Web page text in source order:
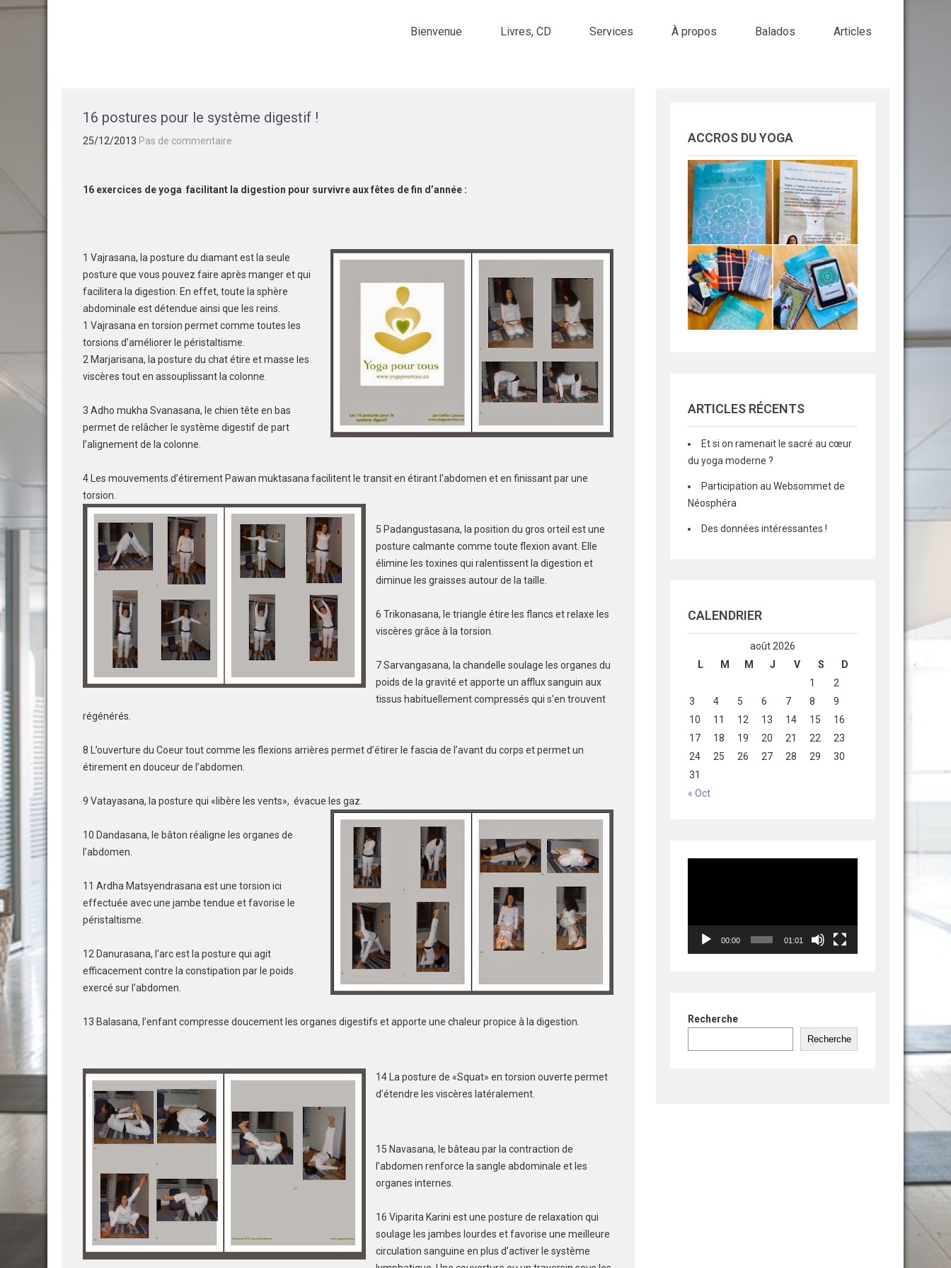
Skip
Bienvenue Livres, CD Services À propos Balados Articles
16 postures pour le système digestif !
25/12/2013 Pas de commentaire
16 exercices de yoga facilitant la digestion pour survivre aux fêtes de fin d’année :
1 Vajrasana, la posture du diamant est la seule
posture que vous pouvez faire après manger et qui
facilitera la digestion. En effet, toute la sphère
abdominale est détendue ainsi que les reins.
1 Vajrasana en torsion permet comme toutes les
torsions d’améliorer le péristaltisme.
2 Marjarisana, la posture du chat étire et masse les
viscères tout en assouplissant la colonne.
3 Adho mukha Svanasana, le chien tête en bas
permet de relâcher le système digestif de part
l’alignement de la colonne.
4 Les mouvements d’étirement Pawan muktasana facilitent le transit en étirant l’abdomen et en finissant par une
torsion.
5 Padangustasana, la position du gros orteil est une
posture calmante comme toute flexion avant. Elle
élimine les toxines qui ralentissent la digestion et
diminue les graisses autour de la taille.
6 Trikonasana, le triangle étire les flancs et relaxe les
viscères grâce à la torsion.
7 Sarvangasana, la chandelle soulage les organes du
poids de la gravité et apporte un afflux sanguin aux
tissus habituellement compressés qui s’en trouvent
régénérés.
8 L’ouverture du Coeur tout comme les flexions arrières permet d’étirer le fascia de l’avant du corps et permet un
étirement en douceur de l’abdomen.
9 Vatayasana, la posture qui «libère les vents», évacue les gaz.
10 Dandasana, le bâton réaligne les organes de
l’abdomen.
11 Ardha Matsyendrasana est une torsion ici
effectuée avec une jambe tendue et favorise le
péristaltisme.
12 Danurasana, l’arc est la posture qui agit
efficacement contre la constipation par le poids
exercé sur l’abdomen.
13 Balasana, l’enfant compresse doucement les organes digestifs et apporte une chaleur propice à la digestion.
14 La posture de «Squat» en torsion ouverte permet
d’étendre les viscères latéralement.
15 Navasana, le bâteau par la contraction de
l’abdomen renforce la sangle abdominale et les
organes internes.
16 Viparita Karini est une posture de relaxation qui
soulage les jambes lourdes et favorise une meilleure
circulation sanguine en plus d’activer le système
ACCROS DU YOGA
ARTICLES RÉCENTS
Et si on ramenait le sacré au cœur
du yoga moderne ?
Participation au Websommet de
Néosphéra
Des données intéressantes !
CALENDRIER
août 2026
L
M M J V S
D
1
2
3
4 5 6 7 8
9
10
11 12 13 14 15
16
17
18 19 20 21 22
23
24
25 26 27 28 29
30
31
« Oct
00:00 01:01
Recherche
Recherche